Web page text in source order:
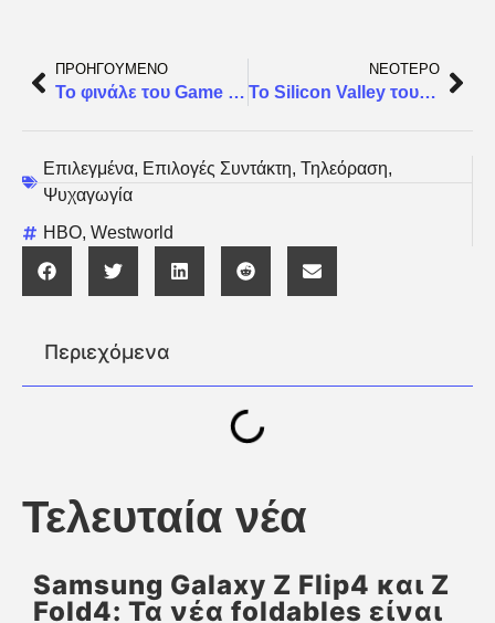
ΠΡΟΗΓΟΥΜΕΝΟ
To φινάλε του Game of Thrones έγραψε ιστορία για το HBO
ΝΕΟΤΕΡΟ
Το Silicon Valley του HBO επιστρέφει τον Απρίλιο
Επιλεγμένα, Επιλογές Συντάκτη, Τηλεόραση,
Ψυχαγωγία
HBO, Westworld
Περιεχόμενα
Τελευταία νέα
Samsung Galaxy Z Flip4 και Z
Fold4: Τα νέα foldables είναι